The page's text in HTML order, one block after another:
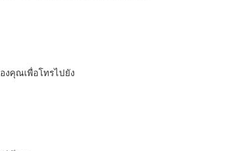
งคุณเพื่อโทรไปยัง